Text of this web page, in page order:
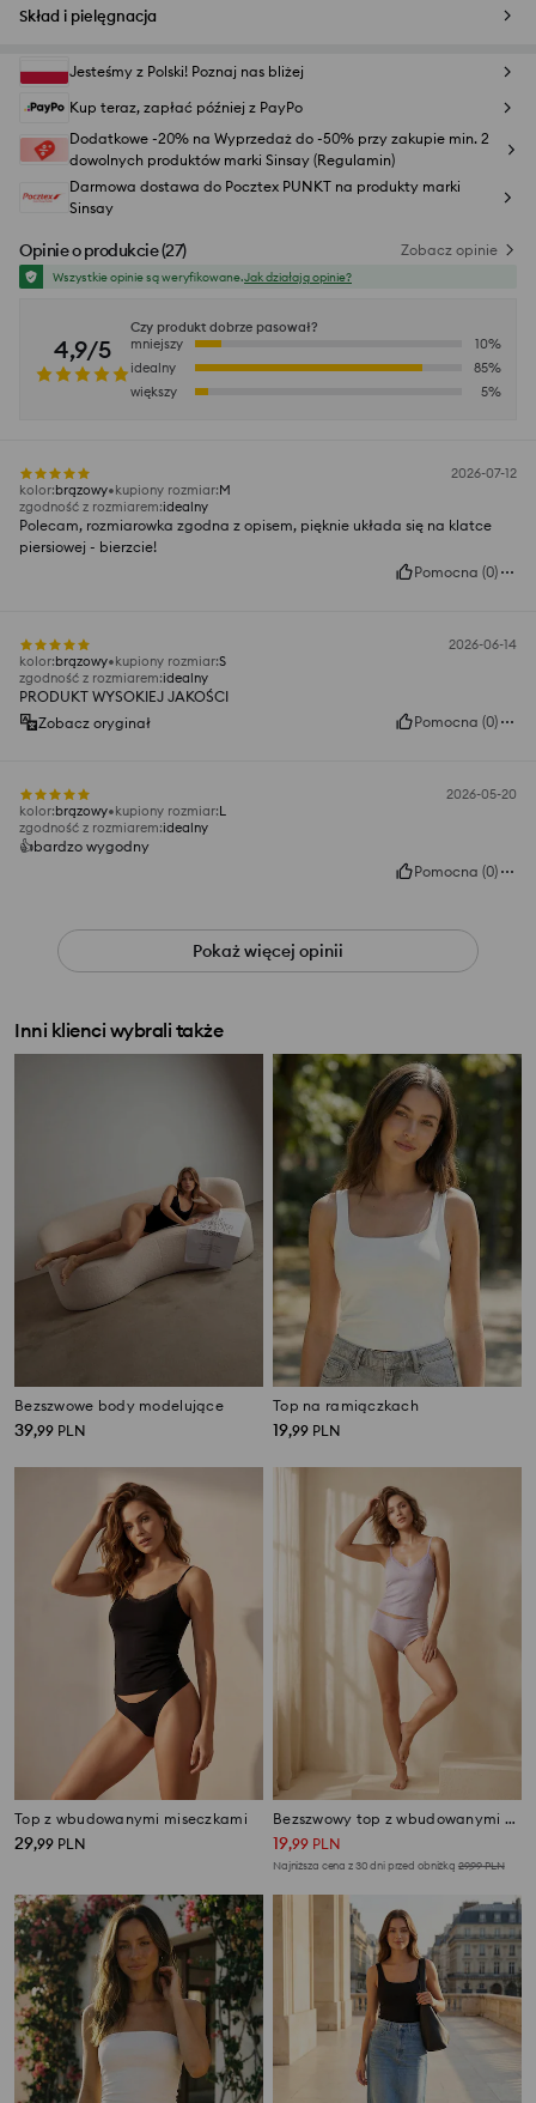
Skład i pielęgnacja
Jesteśmy z Polski! Poznaj nas bliżej
Kup teraz, zapłać później z PayPo
Dodatkowe -20% na Wyprzedaż do -50% przy zakupie min. 2
dowolnych produktów marki Sinsay (Regulamin)
Darmowa dostawa do Pocztex PUNKT na produkty marki
Sinsay
Opinie o produkcie(27) Zobacz opinie
Wszystkie opinie są weryfikowane.Jak działają opinie?
4,9/5
Czy produkt dobrze pasował?
mniejszy
10%
idealny
85%
większy
5%
2026-07-12
kolor:brązowy kupiony rozmiar:M
zgodność z rozmiarem:idealny
Polecam, rozmiarowka zgodna z opisem, pięknie układa się na klatce
piersiowej - bierzcie!
Pomocna (0)
2026-06-14
kolor:brązowy kupiony rozmiar:S
zgodność z rozmiarem:idealny
PRODUKT WYSOKIEJ JAKOŚCI
Zobacz oryginał
Pomocna (0)
2026-05-20
kolor:brązowy kupiony rozmiar:L
zgodność z rozmiarem:idealny
👍️bardzo wygodny
Pomocna (0)
Pokaż więcej opinii
Inni klienci wybrali także
Bezszwowe body modelujące
39,99 PLN
Top na ramiączkach
19,99 PLN
Top z wbudowanymi miseczkami
29,99 PLN
Bezszwowy top z wbudowanymi miseczkami
19,99 PLN
Najniższa cena z 30 dni przed obniżką 29,99PLN